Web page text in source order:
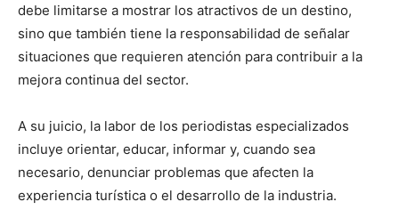
debe limitarse a mostrar los atractivos de un destino,
sino que también tiene la responsabilidad de señalar
situaciones que requieren atención para contribuir a la
mejora continua del sector.
A su juicio, la labor de los periodistas especializados
incluye orientar, educar, informar y, cuando sea
necesario, denunciar problemas que afecten la
experiencia turística o el desarrollo de la industria.